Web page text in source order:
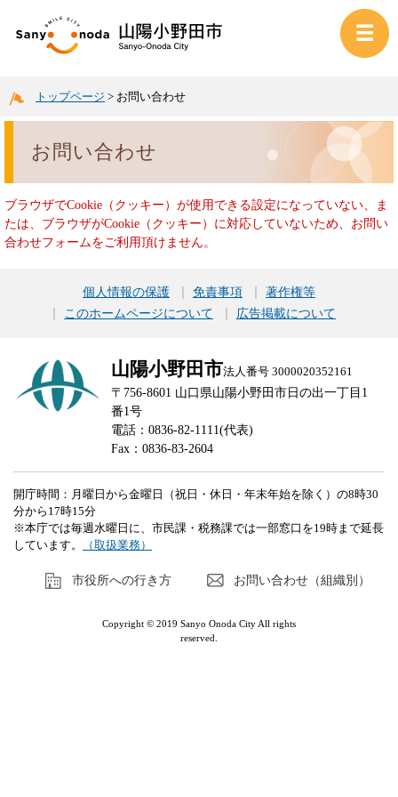
トップページ > お問い合わせ
お問い合わせ
ブラウザでCookie（クッキー）が使用できる設定になっていない、ま
たは、ブラウザがCookie（クッキー）に対応していないため、お問い
合わせフォームをご利用頂けません。
個人情報の保護 免責事項
著作権等
このホームページについて
広告掲載について
山陽小野田市法人番号 3000020352161
〒756-8601 山口県山陽小野田市日の出一丁目1
番1号
電話：0836-82-1111(代表)
Fax：0836-83-2604
開庁時間：月曜日から金曜日（祝日・休日・年末年始を除く）の8時30
分から17時15分
※本庁では毎週水曜日に、市民課・税務課では一部窓口を19時まで延長
しています。
（取扱業務）
市役所への行き方 お問い合わせ（組織別）
Copyright © 2019 Sanyo Onoda City All rights
reserved.